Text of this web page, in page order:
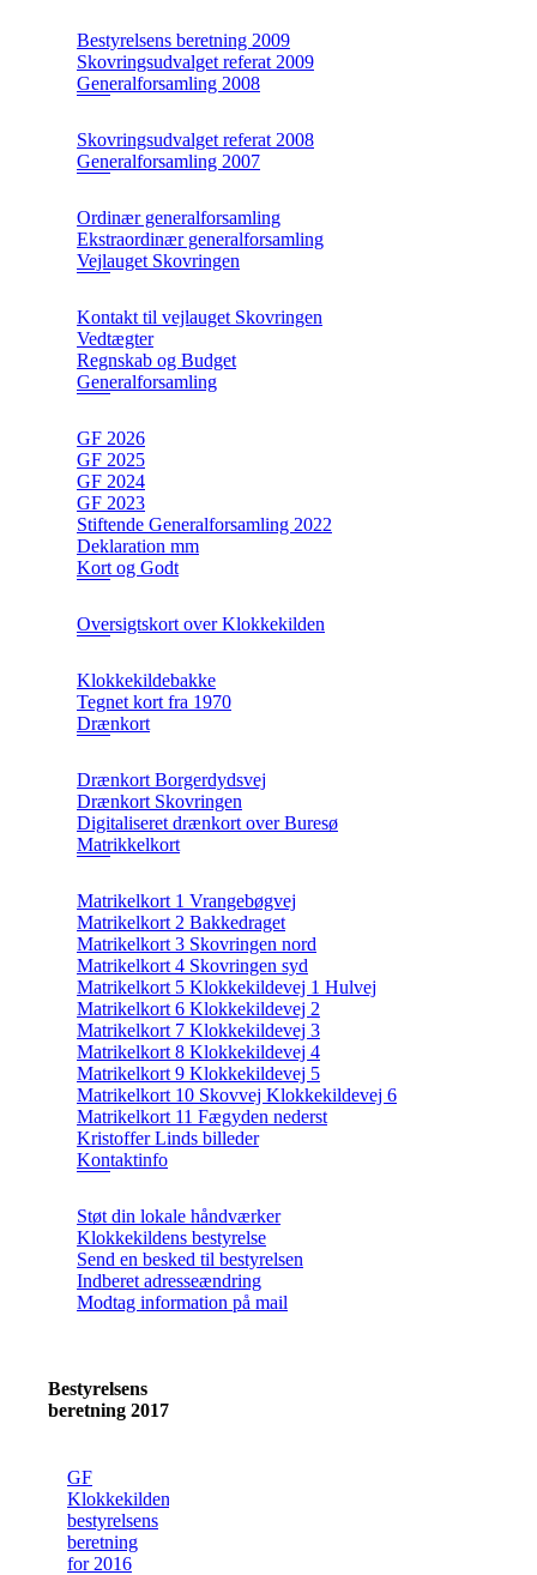
Bestyrelsens beretning 2009
Skovringsudvalget referat 2009
Generalforsamling 2008
Skovringsudvalget referat 2008
Generalforsamling 2007
Ordinær generalforsamling
Ekstraordinær generalforsamling
Vejlauget Skovringen
Kontakt til vejlauget Skovringen
Vedtægter
Regnskab og Budget
Generalforsamling
GF 2026
GF 2025
GF 2024
GF 2023
Stiftende Generalforsamling 2022
Deklaration mm
Kort og Godt
Oversigtskort over Klokkekilden
Klokkekildebakke
Tegnet kort fra 1970
Drænkort
Drænkort Borgerdydsvej
Drænkort Skovringen
Digitaliseret drænkort over Buresø
Matrikkelkort
Matrikelkort 1 Vrangebøgvej
Matrikelkort 2 Bakkedraget
Matrikelkort 3 Skovringen nord
Matrikelkort 4 Skovringen syd
Matrikelkort 5 Klokkekildevej 1 Hulvej
Matrikelkort 6 Klokkekildevej 2
Matrikelkort 7 Klokkekildevej 3
Matrikelkort 8 Klokkekildevej 4
Matrikelkort 9 Klokkekildevej 5
Matrikelkort 10 Skovvej Klokkekildevej 6
Matrikelkort 11 Fægyden nederst
Kristoffer Linds billeder
Kontaktinfo
Støt din lokale håndværker
Klokkekildens bestyrelse
Send en besked til bestyrelsen
Indberet adresseændring
Modtag information på mail
Bestyrelsens
beretning 2017
GF
Klokkekildens
bestyrelsens
beretning
for 2016